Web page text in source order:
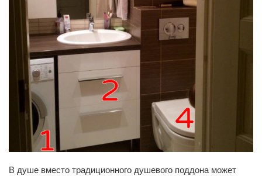
В душе вместо традиционного душевого поддона может